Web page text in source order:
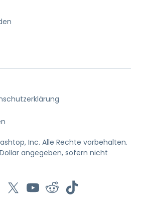
Inc. Alle Rechte vorbehalten.
angegeben, sofern nicht